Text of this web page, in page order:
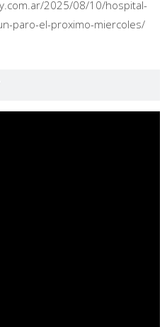
2025/08/10/hospital-
paro-el-proximo-miercoles/